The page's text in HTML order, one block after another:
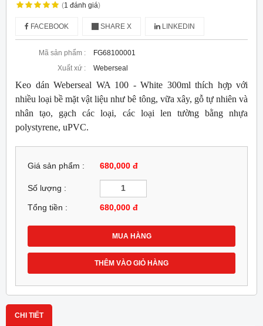
(1 đánh giá)
FACEBOOK SHARE X LINKEDIN
Mã sản phẩm :
FG68100001
Xuất xứ :
Weberseal
Keo dán Weberseal WA 100 - White 300ml thích hợp với
nhiều loại bề mặt vật liệu như bê tông, vữa xây, gỗ tự nhiên và
nhân tạo, gạch các loại, các loại len tường bằng nhựa
polystyrene, uPVC.
Giá sản phẩm : 680,000 đ
Số lượng :
Tổng tiền : 680,000 đ
MUA HÀNG
THÊM VÀO GIỎ HÀNG
CHI TIẾT